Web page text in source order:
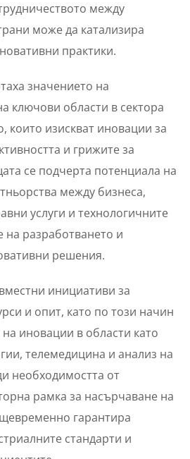
между
може да катализира
практики.
значението на
ключови области в сектора
които изискват иновации за
и грижите за
се подчерта потенциала на
между бизнеса,
услуги и технологичните
на разработването и
решения.
инициативи за
и опит, като по този начин
иновации в области като
телемедицина и анализ на
необходимостта от
рамка за насърчаване на
гарантира
стандарти и